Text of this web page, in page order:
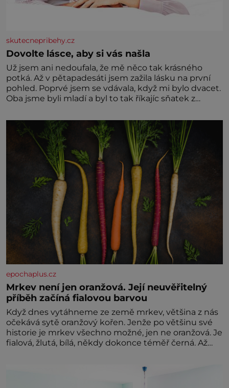
skutecnepribehy.cz
Dovolte lásce, aby si vás našla
Už jsem ani nedoufala, že mě něco tak krásného
potká. Až v pětapadesáti jsem zažila lásku na první
pohled. Poprvé jsem se vdávala, když mi bylo dvacet.
Oba jsme byli mladí a byl to tak říkajíc sňatek z
zaopatřený mladý muž. Manželství nám oběma moc
nesvědčilo, brzy jsme zjistili, že
epochaplus.cz
Mrkev není jen oranžová. Její neuvěřitelný
příběh začíná fialovou barvou
Když dnes vytáhneme ze země mrkev, většina z nás
očekává sytě oranžový kořen. Jenže po většinu své
historie je mrkev všechno možné, jen ne oranžová. Je
fialová, žlutá, bílá, někdy dokonce téměř černá. Až
nedokážeme představit. Její příběh je